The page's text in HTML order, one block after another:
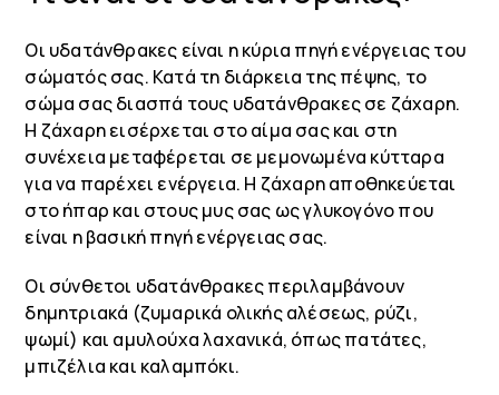
Οι υδατάνθρακες είναι η κύρια πηγή ενέργειας του
σώματός σας. Κατά τη διάρκεια της πέψης, το
σώμα σας διασπά τους υδατάνθρακες σε ζάχαρη.
Η ζάχαρη εισέρχεται στο αίμα σας και στη
συνέχεια μεταφέρεται σε μεμονωμένα κύτταρα
για να παρέχει ενέργεια. Η ζάχαρη αποθηκεύεται
στο ήπαρ και στους μυς σας ως γλυκογόνο που
είναι η βασική πηγή ενέργειας σας.
Οι σύνθετοι υδατάνθρακες περιλαμβάνουν
δημητριακά (ζυμαρικά ολικής αλέσεως, ρύζι,
ψωμί) και αμυλούχα λαχανικά, όπως πατάτες,
μπιζέλια και καλαμπόκι.